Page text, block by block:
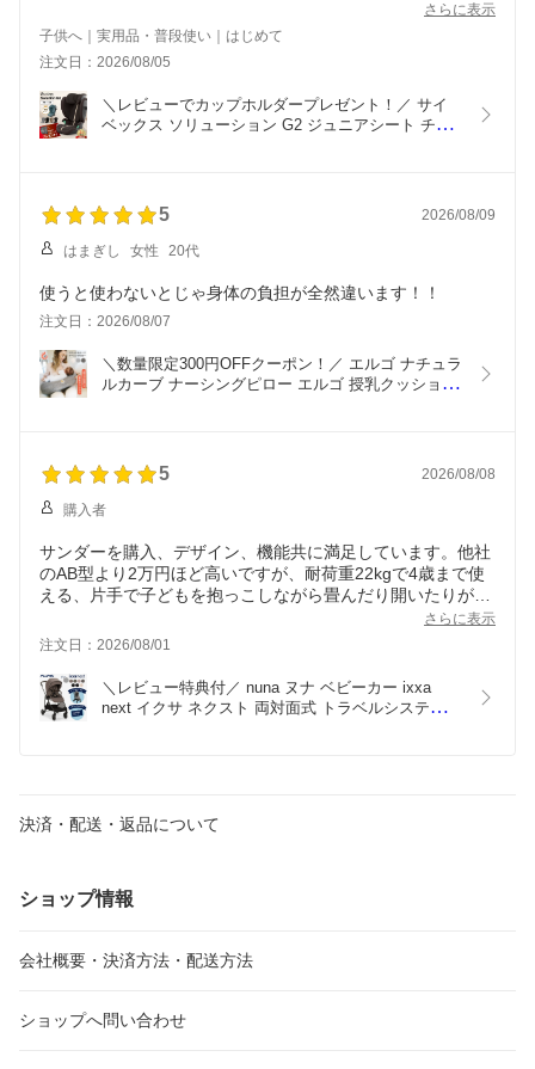
ソリューションはインパクトシールドがない分、パラスより
も細めです。パラスとソリューションの並列置きをしても、
圧迫感はありませんでした。
取り付けのときに、格納されているレバーの放出が少し手間
取りますが、慣れればパラスより楽そうです。
座席に固定するためのイカリがないので、ベルトがなくスマ
追加で欲しい機能は、パラスの様なリクライニングがあると
嬉しいです。
適応基準年齢の間、長く使えるといいなと思います。
さらに表示
子供へ｜実用品・普段使い｜はじめて
注文日：2026/08/05
＼レビューでカップホルダープレゼント！／ サイ
ベックス ソリューション G2 ジュニアシート チャ
規格 R129
5 2026/08/09
はまぎし 女性 20代
使うと使わないとじゃ身体の負担が全然違います！！
注文日：2026/08/07
＼数量限定300円OFFクーポン！／ エルゴ ナチュラ
ルカーブ ナーシングピロー エルゴ 授乳クッション
5 2026/08/08
購入者
サンダーを購入、デザイン、機能共に満足しています。他社
のAB型より2万円ほど高いですが、耐荷重22kgで4歳まで使
える、片手で子どもを抱っこしながら畳んだり開いたりがし
やすい、畳んだ時コンパクトなので車の助手席の足元に入れ
られる、荷物入れが広くて大きめのマザーズバッグも入る、
だと判断して購入しました。これらの利便性は実際に試乗し
て確認した上で購入しましたが、実際に届いてから家の周り
で使っても同様に使いやすかったです。また、他社品と特に
試乗時に即決で買わなかったのは値段に足踏みしたこととチ
さらに表示
注文日：2026/08/01
＼レビュー特典付／ nuna ヌナ ベビーカー ixxa
next イクサ ネクスト 両対面式 トラベルシステム
決済・配送・返品について
ショップ情報
会社概要・決済方法・配送方法
ショップへ問い合わせ